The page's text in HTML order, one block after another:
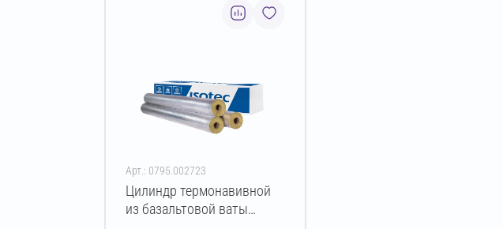
Арт.: 0795.002723
Цилиндр термонавивной
из базальтовой ваты